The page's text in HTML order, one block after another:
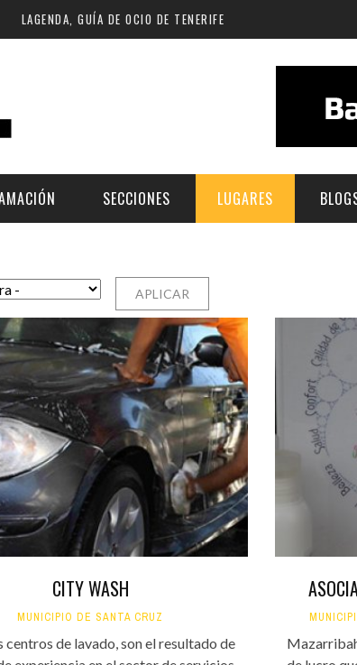
LAGENDA, GUÍA DE OCIO DE TENERIFE
Finde
Norte
Sur
Santa Cruz | La Laguna
Islas
SECCIONES
MÚSICA
ESCÉNICAS
CULTURA
GASTRONOMÍA
INFANTIL
LUGARES
ESPACIOS CULTURALES
NOCHE
LOCALES CON ACTUACIONES
COMERCIO
GASTRO
FORMATIVO
CITY WASH
MUNICIPIO DE SANTA CRUZ
centros de lavado, son el resultado de